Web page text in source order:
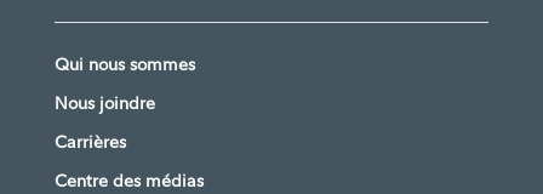
Qui nous sommes
Nous joindre
Carrières
Centre des médias